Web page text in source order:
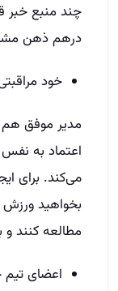
چند منبع خبر
درهم ذهن
خود
مدیر موفق
اعتماد به
می‌کند. برای
بخواهید ورزش
مطالعه کنند
اعضای تیم